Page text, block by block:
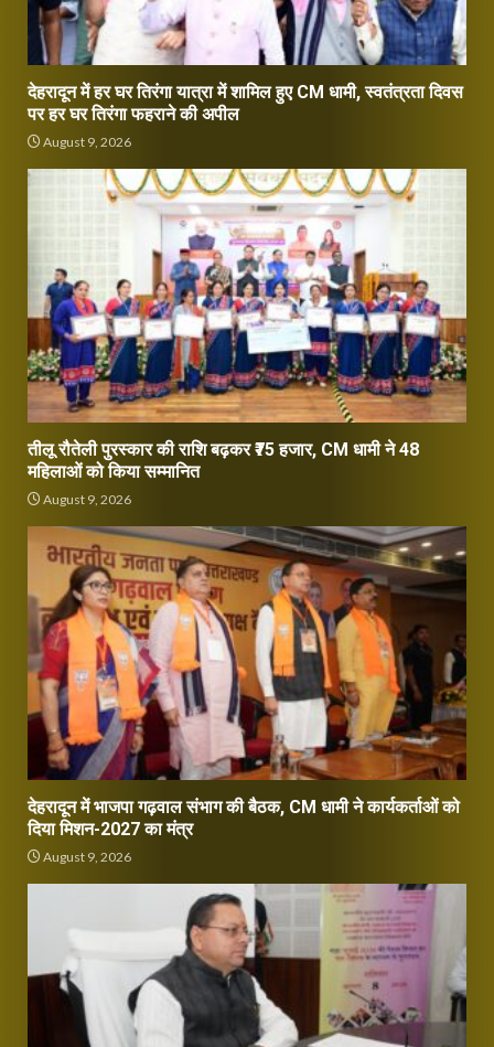
देहरादून में हर घर तिरंगा यात्रा में शामिल हुए CM धामी, स्वतंत्रता दिवस
पर हर घर तिरंगा फहराने की अपील
August 9, 2026
तीलू रौतेली पुरस्कार की राशि बढ़कर ₹75 हजार, CM धामी ने 48
महिलाओं को किया सम्मानित
August 9, 2026
देहरादून में भाजपा गढ़वाल संभाग की बैठक, CM धामी ने कार्यकर्ताओं को
दिया मिशन-2027 का मंत्र
August 9, 2026